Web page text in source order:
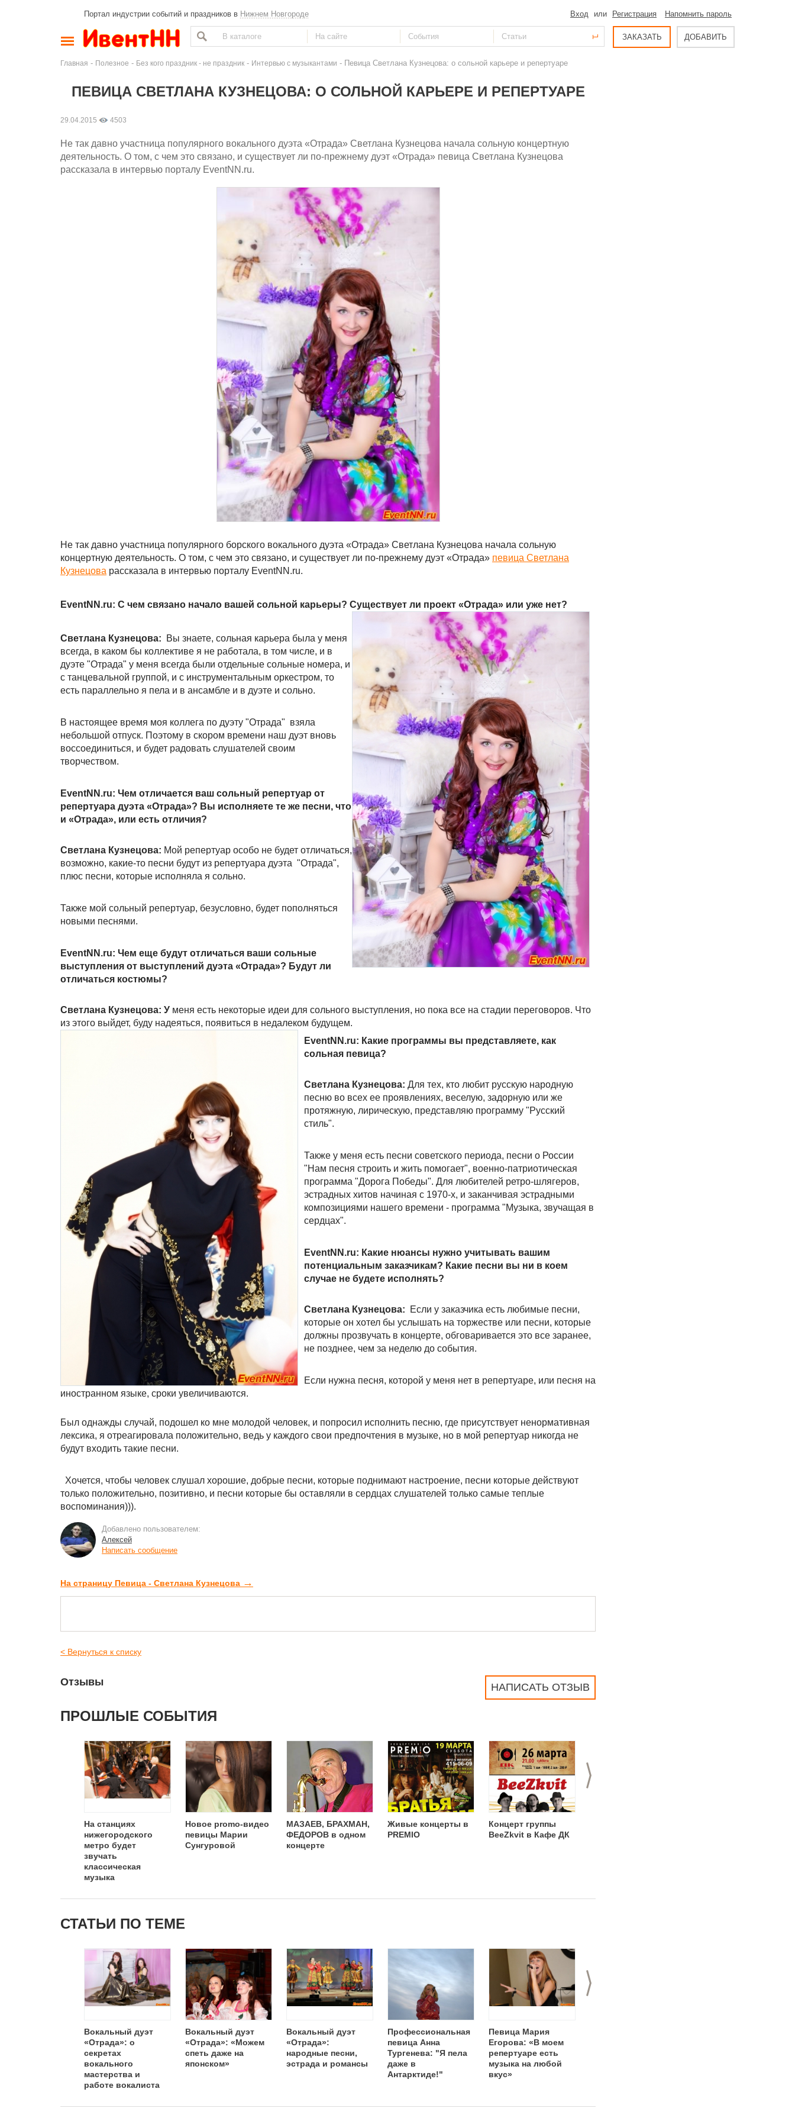
Портал индустрии событий и праздников в Нижнем Новгороде Вход или Регистрация Напомнить пароль
ЗАКАЗАТЬ ДОБАВИТЬ
Главная - Полезное - Без кого праздник - не праздник - Интервью с музыкантами - Певица Светлана Кузнецова: о сольной карьере и репертуаре
ПЕВИЦА СВЕТЛАНА КУЗНЕЦОВА: О СОЛЬНОЙ КАРЬЕРЕ И РЕПЕРТУАРЕ
29.04.2015 4503
Не так давно участница популярного вокального дуэта «Отрада» Светлана Кузнецова начала сольную концертную
деятельность. О том, с чем это связано, и существует ли по-прежнему дуэт «Отрада» певица Светлана Кузнецова
рассказала в интервью порталу EventNN.ru.
Не так давно участница популярного борского вокального дуэта «Отрада» Светлана Кузнецова начала сольную
концертную деятельность. О том, с чем это связано, и существует ли по-прежнему дуэт «Отрада» певица Светлана
Кузнецова рассказала в интервью порталу EventNN.ru.
EventNN.ru: С чем связано начало вашей сольной карьеры? Существует ли проект «Отрада» или уже нет?
Светлана Кузнецова:
Вы знаете, сольная карьера была у меня
всегда, в каком бы коллективе я не работала, в том числе, и в
дуэте "Отрада" у меня всегда были отдельные сольные номера, и
с танцевальной группой, и с инструментальным оркестром, то
есть параллельно я пела и в ансамбле и в дуэте и сольно.
В настоящее время моя коллега по дуэту "Отрада" взяла
небольшой отпуск. Поэтому в скором времени наш дуэт вновь
воссоединиться, и будет радовать слушателей своим
творчеством.
EventNN.ru: Чем отличается ваш сольный репертуар от
репертуара дуэта «Отрада»? Вы исполняете те же песни, что
и «Отрада», или есть отличия?
Светлана Кузнецова: Мой репертуар особо не будет отличаться,
возможно, какие-то песни будут из репертуара дуэта "Отрада",
плюс песни, которые исполняла я сольно.
Также мой сольный репертуар, безусловно, будет пополняться
новыми песнями.
EventNN.ru: Чем еще будут отличаться ваши сольные
выступления от выступлений дуэта «Отрада»? Будут ли
отличаться костюмы?
Светлана Кузнецова: У меня есть некоторые идеи для сольного выступления, но пока все на стадии переговоров. Что
из этого выйдет, буду надеяться, появиться в недалеком будущем.
EventNN.ru: Какие программы вы представляете, как
сольная певица?
Светлана Кузнецова: Для тех, кто любит русскую народную
песню во всех ее проявлениях, веселую, задорную или же
протяжную, лирическую, представляю программу "Русский
стиль".
Также у меня есть песни советского периода, песни о России
"Нам песня строить и жить помогает", военно-патриотическая
программа "Дорога Победы". Для любителей ретро-шлягеров,
эстрадных хитов начиная с 1970-х, и заканчивая эстрадными
композициями нашего времени - программа "Музыка, звучащая в
сердцах".
EventNN.ru: Какие нюансы нужно учитывать вашим
потенциальным заказчикам? Какие песни вы ни в коем
случае не будете исполнять?
Светлана Кузнецова:
Если у заказчика есть любимые песни,
которые он хотел бы услышать на торжестве или песни, которые
должны прозвучать в концерте, обговаривается это все заранее,
не позднее, чем за неделю до события.
Если нужна песня, которой у меня нет в репертуаре, или песня на
иностранном языке, сроки увеличиваются.
Был однажды случай, подошел ко мне молодой человек, и попросил исполнить песню, где присутствует ненормативная
лексика, я отреагировала положительно, ведь у каждого свои предпочтения в музыке, но в мой репертуар никогда не
будут входить такие песни.
Хочется, чтобы человек слушал хорошие, добрые песни, которые поднимают настроение, песни которые действуют
только положительно, позитивно, и песни которые бы оставляли в сердцах слушателей только самые теплые
воспоминания))).
Добавлено пользователем:
Алексей
Написать сообщение
На страницу Певица - Светлана Кузнецова →
< Вернуться к списку
НАПИСАТЬ ОТЗЫВ
Отзывы
ПРОШЛЫЕ СОБЫТИЯ
>
На станциях
нижегородского
метро будет
звучать
классическая
музыка
Новое promo-видео
певицы Марии
Сунгуровой
МАЗАЕВ, БРАХМАН,
ФЕДОРОВ в одном
концерте
Живые концерты в
PREMIO
Концерт группы
BeeZkvit в Кафе ДК
СТАТЬИ ПО ТЕМЕ
>
Вокальный дуэт
«Отрада»: о
секретах
вокального
мастерства и
работе вокалиста
Вокальный дуэт
«Отрада»: «Можем
спеть даже на
японском»
Вокальный дуэт
«Отрада»:
народные песни,
эстрада и романсы
Профессиональная
певица Анна
Тургенева: "Я пела
даже в
Антарктиде!"
Певица Мария
Егорова: «В моем
репертуаре есть
музыка на любой
вкус»